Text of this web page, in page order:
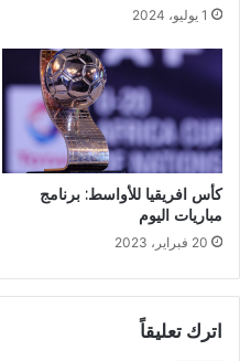
1 يوليو، 2024
كأس افريقيا للأواسط: برنامج
مباريات اليوم
20 فبراير، 2023
اترك تعليقاً